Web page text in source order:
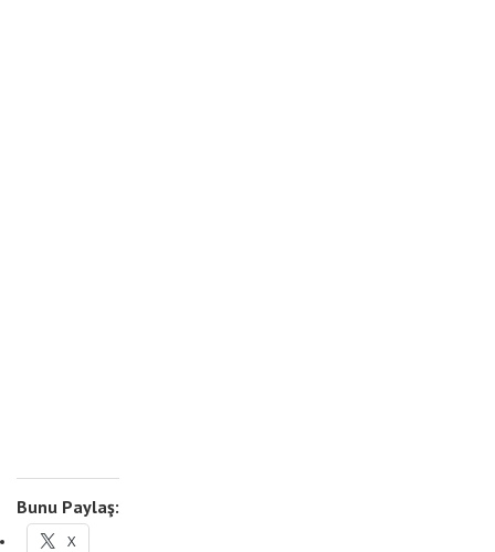
Bunu Paylaş:
X